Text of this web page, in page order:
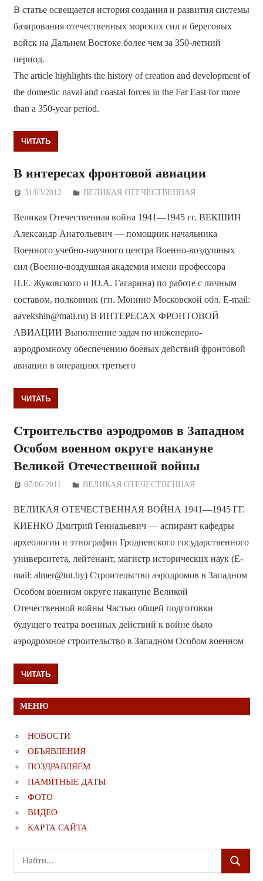
В статье освещается история создания и развития системы
базирования отечественных морских сил и береговых
войск на Дальнем Востоке более чем за 350-летний
период.
The article highlights the history of creation and development of
the domestic naval and coastal forces in the Far East for more
than a 350-year period.
ЧИТАТЬ
В интересах фронтовой авиации
31/03/2012 Дежурный по Редакции
ВЕЛИКАЯ ОТЕЧЕСТВЕННАЯ
Великая Отечественная война 1941—1945 гг. ВЕКШИН
Александр Анатольевич — помощник начальника
Военного учебно-научного центра Военно-воздушных
сил (Военно-воздушная академия имени профессора
Н.Е. Жуковского и Ю.А. Гагарина) по работе с личным
составом, полковник (гп. Монино Московской обл. E-mail:
aavekshin@mail.ru) В ИНТЕРЕСАХ ФРОНТОВОЙ
АВИАЦИИ Выполнение задач по инженерно-
аэродромному обеспечению боевых действий фронтовой
авиации в операциях третьего
ЧИТАТЬ
Строительство аэродромов в Западном
Особом военном округе накануне
Великой Отечественной войны
07/06/2011 Дежурный по Редакции
ВЕЛИКАЯ ОТЕЧЕСТВЕННАЯ
ВЕЛИКАЯ ОТЕЧЕСТВЕННАЯ ВОЙНА 1941—1945 ГГ.
КИЕНКО Дмитрий Геннадьевич — аспирант кафедры
археологии и этнографии Гродненского государственного
университета, лейтенант, магистр исторических наук (E-
mail: almer@tut.by) Строительство аэродромов в Западном
Особом военном округе накануне Великой
Отечественной войны Частью общей подготовки
будущего театра военных действий к войне было
аэродромное строительство в Западном Особом военном
ЧИТАТЬ
МЕНЮ
НОВОСТИ
ОБЪЯВЛЕНИЯ
ПОЗДРАВЛЯЕМ
ПАМЯТНЫЕ ДАТЫ
ФОТО
ВИДЕО
КАРТА САЙТА
Поиск
для:
ПОИСК